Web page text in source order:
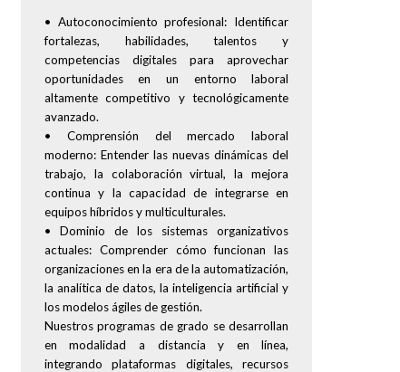
• Autoconocimiento profesional: Identificar
fortalezas, habilidades, talentos y
competencias digitales para aprovechar
oportunidades en un entorno laboral
altamente competitivo y tecnológicamente
avanzado.
• Comprensión del mercado laboral
moderno: Entender las nuevas dinámicas del
trabajo, la colaboración virtual, la mejora
continua y la capacidad de integrarse en
equipos híbridos y multiculturales.
• Dominio de los sistemas organizativos
actuales: Comprender cómo funcionan las
organizaciones en la era de la automatización,
la analítica de datos, la inteligencia artificial y
los modelos ágiles de gestión.
Nuestros programas de grado se desarrollan
en modalidad a distancia y en línea,
integrando plataformas digitales, recursos